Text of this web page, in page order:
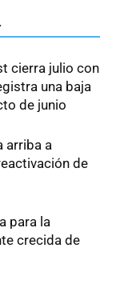
cierra julio con
una baja
de junio
arriba a
de
para la
crecida de